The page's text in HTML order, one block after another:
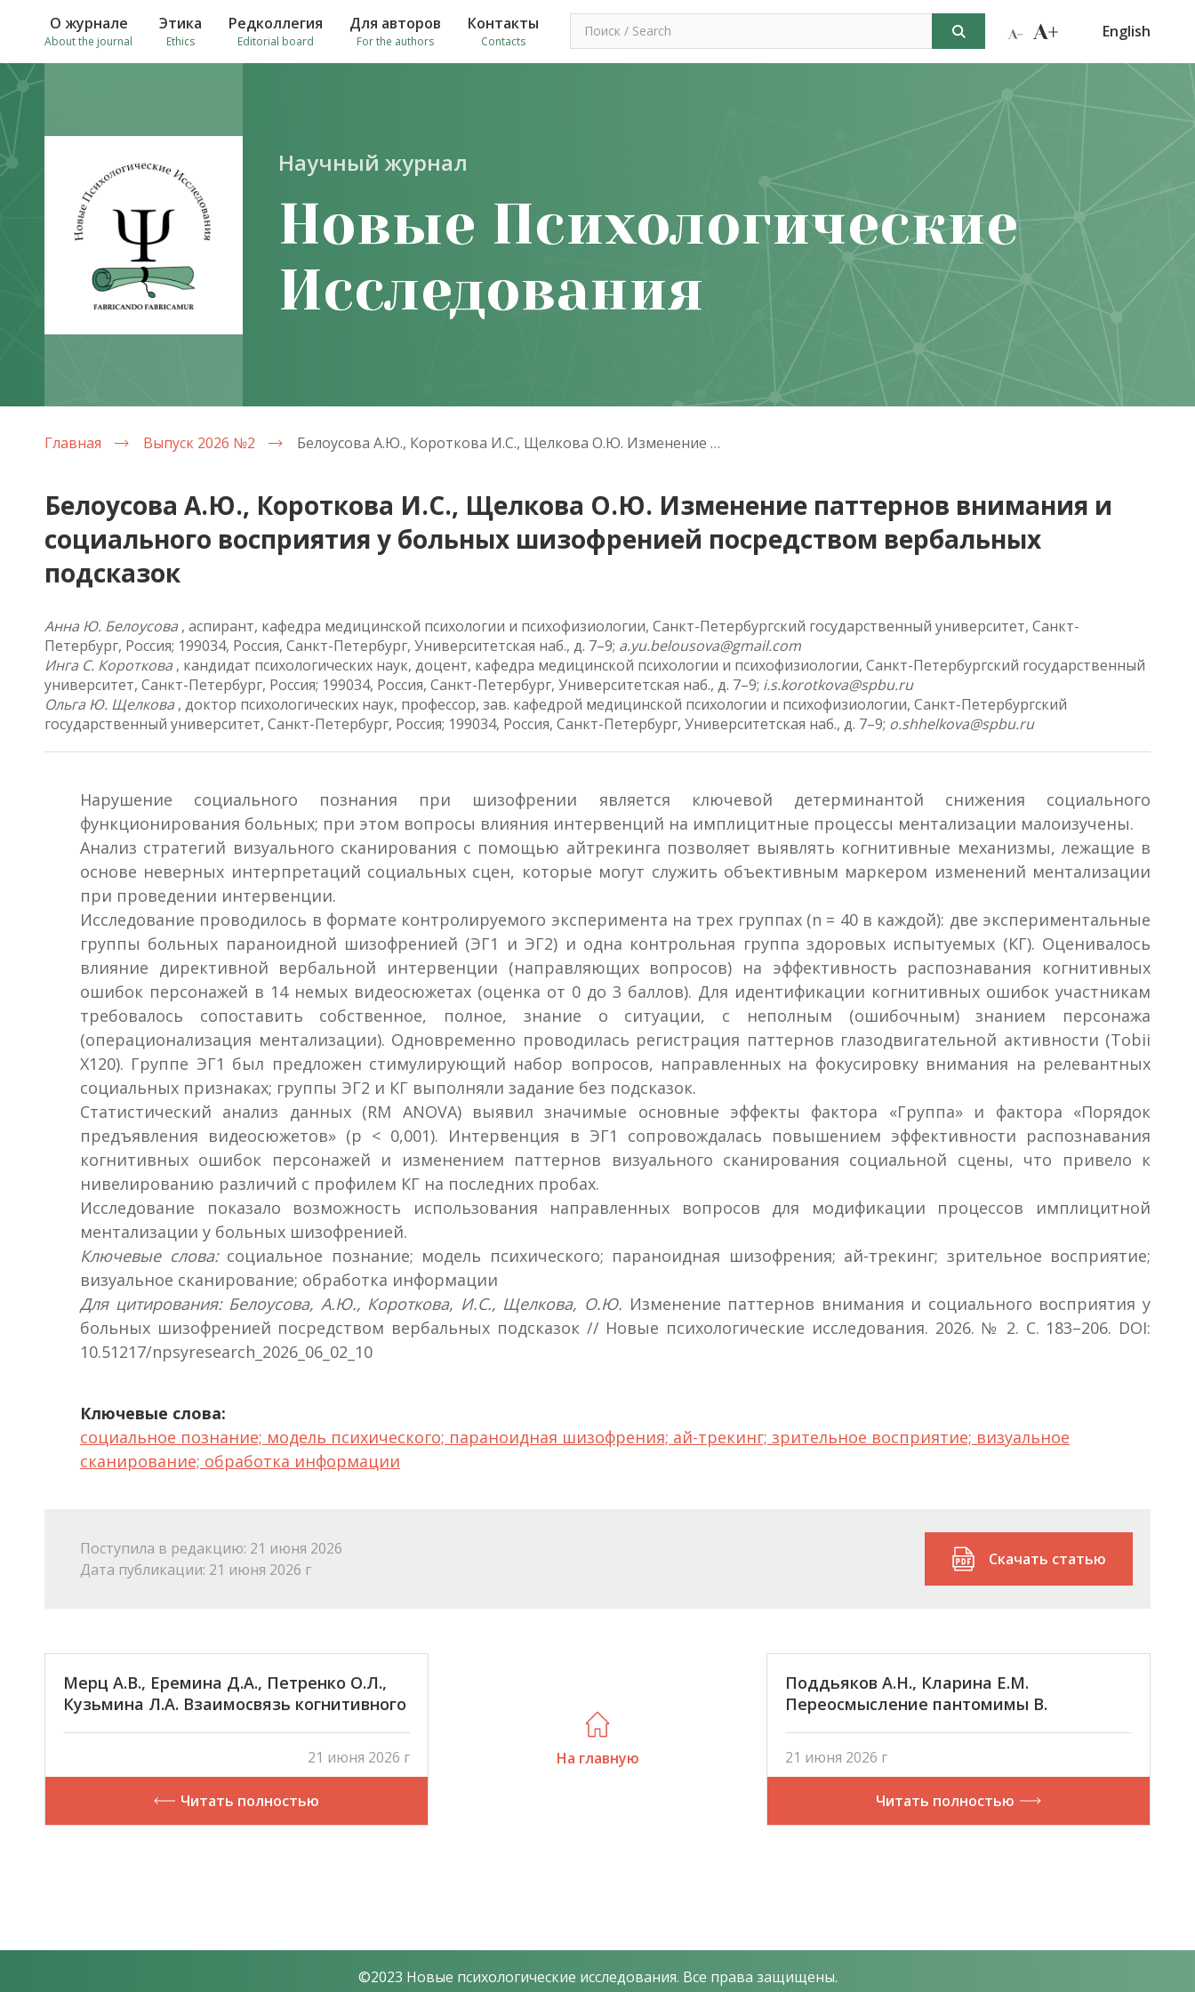
О журнале
About the journal
Этика
Ethics
Редколлегия
Editorial board
Для авторов
For the authors
Контакты
Contacts
English
Научный журнал
Новые Психологические
Исследования
Главная Выпуск 2026 №2 Белоусова А.Ю., Короткова И.С., Щелкова О.Ю. Изменение паттернов внимания и социального восприятия у больных шизофренией посредством вербальных подсказок
Белоусова А.Ю., Короткова И.С., Щелкова О.Ю. Изменение паттернов внимания и
социального восприятия у больных шизофренией посредством вербальных
подсказок
Анна Ю. Белоусова , аспирант, кафедра медицинской психологии и психофизиологии, Санкт-Петербургский государственный университет, Санкт-
Петербург, Россия; 199034, Россия, Санкт-Петербург, Университетская наб., д. 7–9; a.yu.belousova@gmail.com
Инга С. Короткова , кандидат психологических наук, доцент, кафедра медицинской психологии и психофизиологии, Санкт-Петербургский государственный
университет, Санкт-Петербург, Россия; 199034, Россия, Санкт-Петербург, Университетская наб., д. 7–9; i.s.korotkova@spbu.ru
Ольга Ю. Щелкова , доктор психологических наук, профессор, зав. кафедрой медицинской психологии и психофизиологии, Санкт-Петербургский
государственный университет, Санкт-Петербург, Россия; 199034, Россия, Санкт-Петербург, Университетская наб., д. 7–9; o.shhelkova@spbu.ru
Нарушение социального познания при шизофрении является ключевой детерминантой снижения социального
функционирования больных; при этом вопросы влияния интервенций на имплицитные процессы ментализации малоизучены.
Анализ стратегий визуального сканирования с помощью айтрекинга позволяет выявлять когнитивные механизмы, лежащие в
основе неверных интерпретаций социальных сцен, которые могут служить объективным маркером изменений ментализации
при проведении интервенции.
Исследование проводилось в формате контролируемого эксперимента на трех группах (n = 40 в каждой): две экспериментальные
группы больных параноидной шизофренией (ЭГ1 и ЭГ2) и одна контрольная группа здоровых испытуемых (КГ). Оценивалось
влияние директивной вербальной интервенции (направляющих вопросов) на эффективность распознавания когнитивных
ошибок персонажей в 14 немых видеосюжетах (оценка от 0 до 3 баллов). Для идентификации когнитивных ошибок участникам
требовалось сопоставить собственное, полное, знание о ситуации, с неполным (ошибочным) знанием персонажа
(операционализация ментализации). Одновременно проводилась регистрация паттернов глазодвигательной активности (Tobii
X120). Группе ЭГ1 был предложен стимулирующий набор вопросов, направленных на фокусировку внимания на релевантных
социальных признаках; группы ЭГ2 и КГ выполняли задание без подсказок.
Статистический анализ данных (RM ANOVA) выявил значимые основные эффекты фактора «Группа» и фактора «Порядок
предъявления видеосюжетов» (p < 0,001). Интервенция в ЭГ1 сопровождалась повышением эффективности распознавания
когнитивных ошибок персонажей и изменением паттернов визуального сканирования социальной сцены, что привело к
нивелированию различий с профилем КГ на последних пробах.
Исследование показало возможность использования направленных вопросов для модификации процессов имплицитной
ментализации у больных шизофренией.
Ключевые слова:социальное познание; модель психического; параноидная шизофрения; ай-трекинг; зрительное восприятие;
визуальное сканирование; обработка информации
Для цитирования: Белоусова, А.Ю., Короткова, И.С., Щелкова, О.Ю. Изменение паттернов внимания и социального восприятия у
больных шизофренией посредством вербальных подсказок // Новые психологические исследования. 2026. № 2. С. 183–206. DOI:
10.51217/npsyresearch_2026_06_02_10
Ключевые слова:
социальное познание; модель психического; параноидная шизофрения; ай-трекинг; зрительное восприятие; визуальное
сканирование; обработка информации
Поступила в редакцию: 21 июня 2026
Дата публикации: 21 июня 2026 г
Скачать статью
Мерц А.В., Еремина Д.А., Петренко О.Л.,
Кузьмина Л.А. Взаимосвязь когнитивного
состояния женщин со злокачественными
новообразованиями молочной железы
21 июня 2026 г
Читать полностью
На главную
Поддьяков А.Н., Кларина Е.М.
Переосмысление пантомимы В.
после ознакомления с материалами о
«Забеге смерти» (1959): эмпирическое
21 июня 2026 г
Читать полностью
©2023 Новые психологические исследования. Все права защищены.